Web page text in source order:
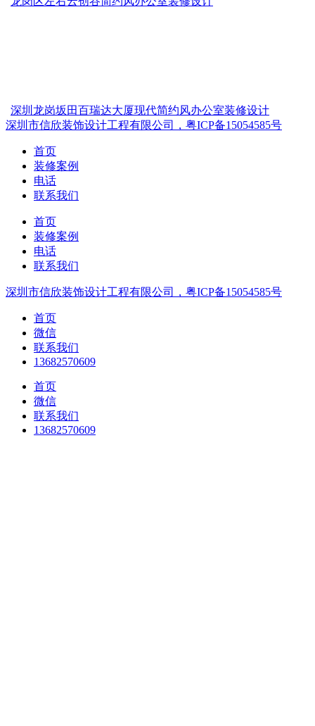
深圳龙岗坂田百瑞达大厦现代简约风办公室装修设计
深圳市信欣装饰设计工程有限公司，粤ICP备15054585号
首页
装修案例
电话
联系我们
首页
装修案例
电话
联系我们
深圳市信欣装饰设计工程有限公司，粤ICP备15054585号
首页
微信
联系我们
13682570609
首页
微信
联系我们
13682570609